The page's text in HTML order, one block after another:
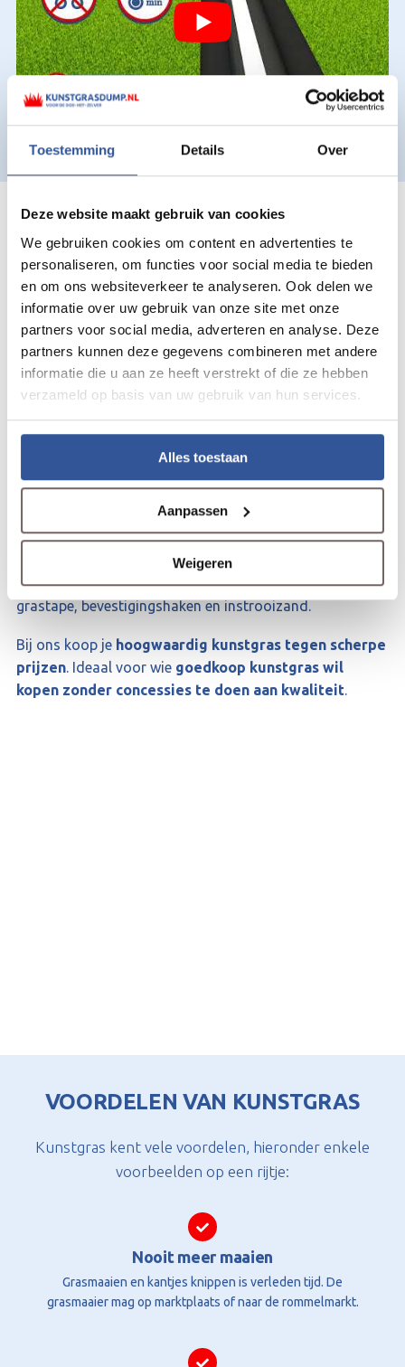
Toestemming Details Over
Deze website maakt gebruik van cookies
We gebruiken cookies om content en advertenties te
personaliseren, om functies voor social media te bieden
en om ons websiteverkeer te analyseren. Ook delen we
informatie over uw gebruik van onze site met onze
partners voor social media, adverteren en analyse. Deze
partners kunnen deze gegevens combineren met andere
informatie die u aan ze heeft verstrekt of die ze hebben
verzameld op basis van uw gebruik van hun services.
Alles toestaan
Aanpassen
Weigeren
Ook voor hovenier,
stratenmaker en
klusbedrijf in omgeving
Gouda
Wij zijn kunstgras totaalleverancier voor Gouda en
omgeving
jarenlange ervaring weten wij precies wat onze klanten
belangrijk vinden. Als totaalleverancier maken wij het je
graag makkelijk. Naast een ruim assortimentA-
vind je bij ons alle benodigdheden
voor een perfecte aanleg, zoals geotextiel onderdoek,
grastape, bevestigingshaken en instrooizand.
Bij ons koop je hoogwaardig kunstgras tegen scherpe
prijzen. Ideaal voor wie goedkoop kunstgras wil
kopen zonder concessies te doen aan kwaliteit.
VOORDELEN VAN KUNSTGRAS
Kunstgras kent vele voordelen, hieronder enkele
voorbeelden op een rijtje:
Nooit meer maaien
Grasmaaien en kantjes knippen is verleden tijd. De
grasmaaier mag op marktplaats of naar de rommelmarkt.